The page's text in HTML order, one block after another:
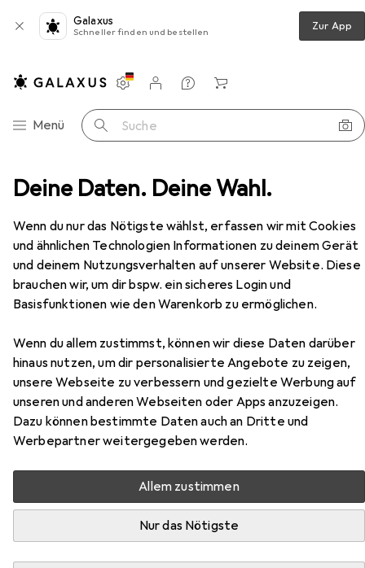
Deine Daten. Deine Wahl.
Wenn du nur das Nötigste wählst, erfassen wir mit Cookies
und ähnlichen Technologien Informationen zu deinem Gerät
und deinem Nutzungsverhalten auf unserer Website. Diese
brauchen wir, um dir bspw. ein sicheres Login und
Basisfunktionen wie den Warenkorb zu ermöglichen.
Wenn du allem zustimmst, können wir diese Daten darüber
hinaus nutzen, um dir personalisierte Angebote zu zeigen,
unsere Webseite zu verbessern und gezielte Werbung auf
unseren und anderen Webseiten oder Apps anzuzeigen.
Dazu können bestimmte Daten auch an Dritte und
Werbepartner weitergegeben werden.
Allem zustimmen
Nur das Nötigste
Galaxus
Schneller finden und bestellen Zur App
Navigation nach Kategorien
Menü Suche
Einstellungen
Kundenkonto
Vergleichslisten
Merklisten
Warenkorb
Klebe-Abdeckband 45073 RED Core PRO 19mmx50m
EUR
16,56 EUR
0,33/1m
Schuller Eh'klar
Schuller Klebe-
Abdeckband 45073 RED Core PRO
Zubehör für Schuller Eh'klar
Schuller Klebe-Abdeckband
45073 RED Core PRO 19mmx50m
Hier findest du passendes Zubehör zum Produkt Schuller
Eh'klar Schuller Klebe-Abdeckband 45073 RED Core PRO